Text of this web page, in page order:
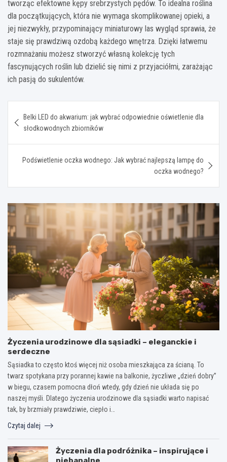
tworząc efektowne kępy srebrzystych pędów. To idealna roślina
dla początkujących, która nie wymaga skomplikowanej opieki, a
jej niezwykły, przypominający miniaturowy las wygląd sprawia, że
staje się prawdziwą ozdobą każdego wnętrza. Dzięki łatwemu
rozmnażaniu możesz stworzyć własną kolekcję tych
fascynujących roślin lub dzielić się nimi z przyjaciółmi, zarażając
ich pasją do sukulentów.
wpisu
Belki LED do akwarium: jak wybrać odpowiednie oświetlenie dla
słodkowodnych zbiorników
Podświetlenie oczka wodnego: Jak wybrać najlepszą lampę do
oczka wodnego?
Życzenia urodzinowe dla sąsiadki – eleganckie i
serdeczne
Sąsiadka to często ktoś więcej niż osoba mieszkająca za ścianą. To
twarz spotykana przy porannej kawie na balkonie, życzliwe „dzień dobry”
w biegu, czasem pomocna dłoń wtedy, gdy dzień nie układa się po
naszej myśli. Dlatego życzenia urodzinowe dla sąsiadki warto napisać
tak, by brzmiały prawdziwie, ciepło i…
Czytaj dalej
Życzenia dla podróżnika – inspirujące i